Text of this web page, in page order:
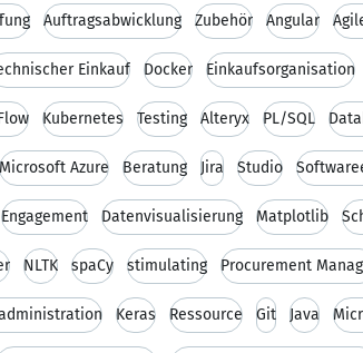
Auftragsabwicklung Zubehör Angular
Einkauf Docker Einkaufsorganisation
Kubernetes Testing Alteryx PL/SQL
Microsoft Azure Beratung Jira Studio
Engagement Datenvisualisierung Matplotlib
NLTK spaCy stimulating Procurement
Keras Ressource Git Java